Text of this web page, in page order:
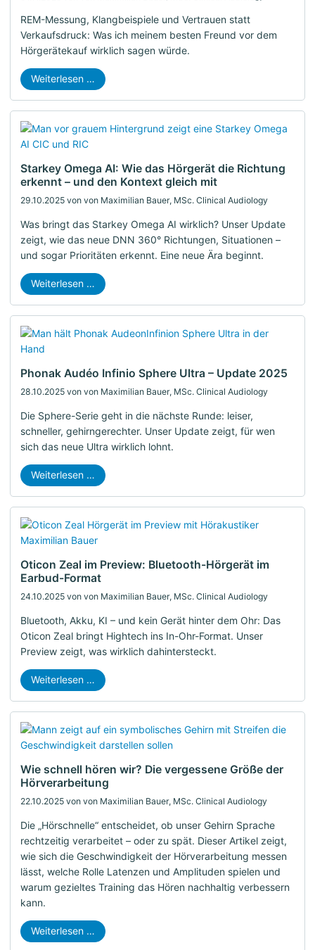
REM-Messung, Klangbeispiele und Vertrauen statt
Verkaufsdruck: Was ich meinem besten Freund vor dem
Hörgerätekauf wirklich sagen würde.
Weiterlesen …
29.10.2025 von von Maximilian Bauer, MSc. Clinical Audiology
Starkey Omega AI: Wie das Hörgerät die Richtung
erkennt – und den Kontext gleich mit
Was bringt das Starkey Omega AI wirklich? Unser Update
zeigt, wie das neue DNN 360° Richtungen, Situationen –
und sogar Prioritäten erkennt. Eine neue Ära beginnt.
Weiterlesen …
28.10.2025 von von Maximilian Bauer, MSc. Clinical Audiology
Phonak Audéo Infinio Sphere Ultra – Update 2025
Die Sphere-Serie geht in die nächste Runde: leiser,
schneller, gehirngerechter. Unser Update zeigt, für wen
sich das neue Ultra wirklich lohnt.
Weiterlesen …
24.10.2025 von von Maximilian Bauer, MSc. Clinical Audiology
Oticon Zeal im Preview: Bluetooth-Hörgerät im
Earbud-Format
Bluetooth, Akku, KI – und kein Gerät hinter dem Ohr: Das
Oticon Zeal bringt Hightech ins In-Ohr-Format. Unser
Preview zeigt, was wirklich dahintersteckt.
Weiterlesen …
22.10.2025 von von Maximilian Bauer, MSc. Clinical Audiology
Wie schnell hören wir? Die vergessene Größe der
Hörverarbeitung
Die „Hörschnelle“ entscheidet, ob unser Gehirn Sprache
rechtzeitig verarbeitet – oder zu spät. Dieser Artikel zeigt,
wie sich die Geschwindigkeit der Hörverarbeitung messen
lässt, welche Rolle Latenzen und Amplituden spielen und
warum gezieltes Training das Hören nachhaltig verbessern
kann.
Weiterlesen …